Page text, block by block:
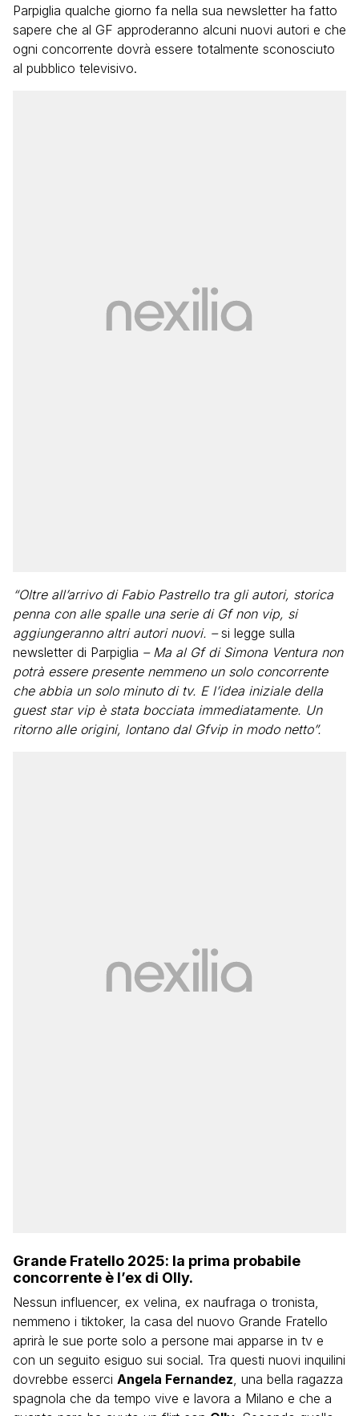
Parpiglia qualche giorno fa nella sua newsletter ha fatto
sapere che al GF approderanno alcuni nuovi autori e che
ogni concorrente dovrà essere totalmente sconosciuto
al pubblico televisivo.
“Oltre all’arrivo di Fabio Pastrello tra gli autori, storica
penna con alle spalle una serie di Gf non vip, si
aggiungeranno altri autori nuovi. –si legge sulla
newsletter di Parpiglia – Ma al Gf di Simona Ventura non
potrà essere presente nemmeno un solo concorrente
che abbia un solo minuto di tv. E l’idea iniziale della
guest star vip è stata bocciata immediatamente. Un
ritorno alle origini, lontano dal Gfvip in modo netto”.
Grande Fratello 2025: la prima probabile
concorrente è l’ex di Olly.
Nessun influencer, ex velina, ex naufraga o tronista,
nemmeno i tiktoker, la casa del nuovo Grande Fratello
aprirà le sue porte solo a persone mai apparse in tv e
con un seguito esiguo sui social. Tra questi nuovi inquilini
dovrebbe esserci Angela Fernandez, una bella ragazza
spagnola che da tempo vive e lavora a Milano e che a